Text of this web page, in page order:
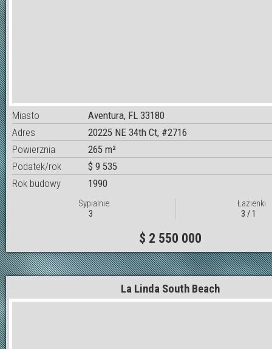
Miasto
Aventura, FL 33180
Adres
20225 NE 34th Ct, #2716
Powierznia
265 m²
Podatek/rok
$ 9 535
Rok budowy
1990
Sypialnie
3
Łazienki
3 / 1
$ 2 550 000
La Linda South Beach